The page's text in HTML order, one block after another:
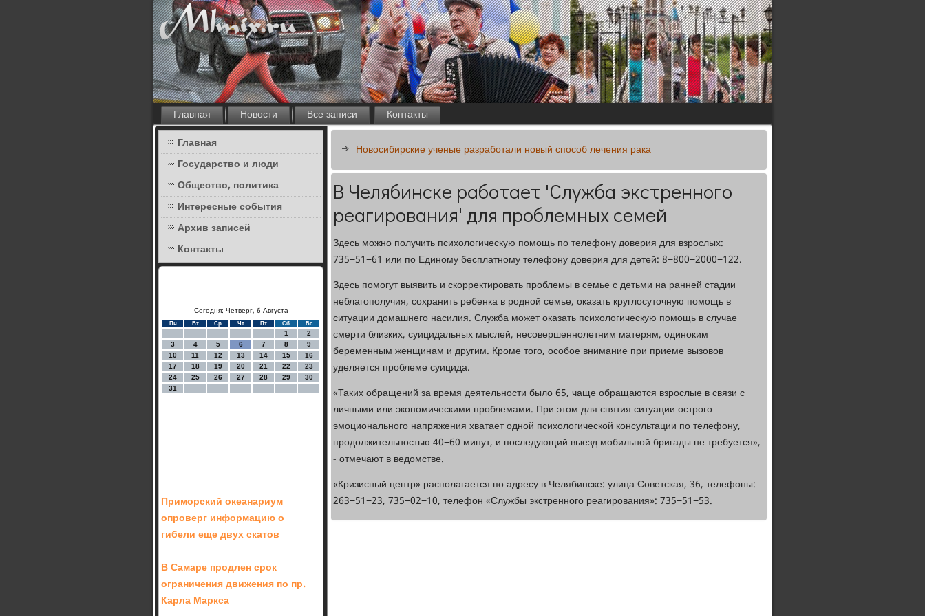
Главная Новости Все записи
Контакты
Главная
Государство и люди
Общество, политика
Интересные события
Архив записей
Контакты
Сегодня: Четверг, 6 Августа
Пн Вт Ср Чт Пт Сб Вс
1
2
3
4 5 6 7 8
9
10
11 12 13 14 15
16
17
18 19 20 21 22
23
24
25 26 27 28 29
30
31
Приморский океанариум
опроверг информацию о
гибели еще двух скатов
В Самаре продлен срок
ограничения движения по пр.
Карла Маркса
Новосибирские ученые разработали новый способ лечения рака
В Челябинске работает 'Служба экстренного
реагирования' для проблемных семей
Здесь можно получить психологическую помощь по телефону доверия для взрослых:
735−51−61 или по Единому бесплатному телефону доверия для детей: 8−800−2000−122.
Здесь помогут выявить и скорректировать проблемы в семье с детьми на ранней стадии
неблагополучия, сохранить ребенка в родной семье, оказать круглосуточную помощь в
ситуации домашнего насилия. Служба может оказать психологическую помощь в случае
смерти близких, суицидальных мыслей, несовершеннолетним матерям, одиноким
беременным женщинам и другим. Кроме того, особое внимание при приеме вызовов
уделяется проблеме суицида.
«Таких обращений за время деятельности было 65, чаще обращаются взрослые в связи с
личными или экономическими проблемами. При этом для снятия ситуации острого
эмоционального напряжения хватает одной психологической консультации по телефону,
продолжительностью 40−60 минут, и последующий выезд мобильной бригады не требуется»,
- отмечают в ведомстве.
«Кризисный центр» располагается по адресу в Челябинске: улица Советская, 36, телефоны:
263−51−23, 735−02−10, телефон «Службы экстренного реагирования»: 735−51−53.